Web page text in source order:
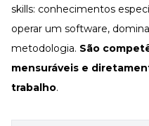
skills: conhecimentos
operar um software,
metodologia. São
mensuráveis e
trabalho.